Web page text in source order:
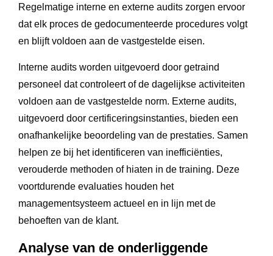
Regelmatige interne en externe audits zorgen ervoor
dat elk proces de gedocumenteerde procedures volgt
en blijft voldoen aan de vastgestelde eisen.
Interne audits worden uitgevoerd door getraind
personeel dat controleert of de dagelijkse activiteiten
voldoen aan de vastgestelde norm. Externe audits,
uitgevoerd door certificeringsinstanties, bieden een
onafhankelijke beoordeling van de prestaties. Samen
helpen ze bij het identificeren van inefficiënties,
verouderde methoden of hiaten in de training. Deze
voortdurende evaluaties houden het
managementsysteem actueel en in lijn met de
behoeften van de klant.
Analyse van de onderliggende